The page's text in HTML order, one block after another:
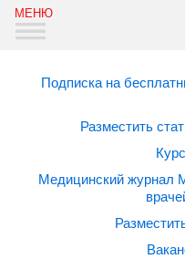
Подписка на
Разместить
Медицинский журнал